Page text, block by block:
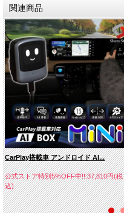
関連商品
CarPlay搭載車 アンドロイド AI...
公式ストア特別5%OFF中!!:37,810円(税
込)